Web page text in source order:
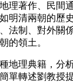
理著作、民間
明清兩朝的歷
法制、對外關
的領土。
地理典籍，分
單轉述劉教授